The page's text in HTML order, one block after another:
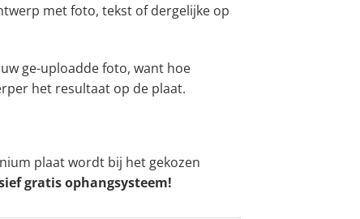
met foto, tekst of dergelijke op
ge-uploadde foto, want hoe
het resultaat op de plaat.
plaat wordt bij het gekozen
gratis ophangsysteem!